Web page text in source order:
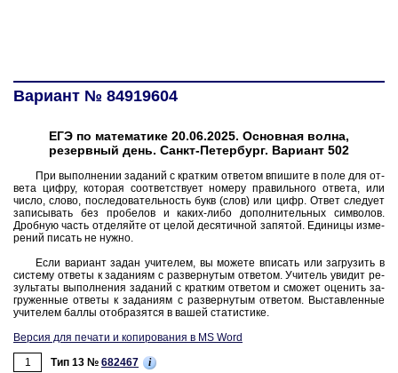
Вариант № 84919604
ЕГЭ по математике 20.06.2025. Основная волна,
резервный день. Санкт-Петербург. Вариант 502
При вы­пол­не­нии за­да­ний с крат­ким от­ве­том впи­ши­те в поле для от­
ве­та цифру, ко­то­рая со­от­вет­ству­ет но­ме­ру пра­виль­но­го от­ве­та, или
число, слово, по­сле­до­ва­тель­ность букв (слов) или цифр. Ответ сле­ду­ет
за­пи­сы­вать без про­бе­лов и каких-либо до­пол­ни­тель­ных сим­во­лов.
Дроб­ную часть от­де­ляй­те от целой де­ся­тич­ной за­пя­той. Еди­ни­цы из­ме­
ре­ний пи­сать не нужно.
Если ва­ри­ант задан учи­те­лем, вы мо­же­те впи­сать или за­гру­зить в
си­сте­му от­ве­ты к за­да­ни­ям с раз­вер­ну­тым от­ве­том. Учи­тель уви­дит ре­
зуль­та­ты вы­пол­не­ния за­да­ний с крат­ким от­ве­том и смо­жет оце­нить за­
гру­жен­ные от­ве­ты к за­да­ни­ям с раз­вер­ну­тым от­ве­том. Вы­став­лен­ные
учи­те­лем баллы отоб­ра­зят­ся в вашей ста­ти­сти­ке.
Версия для печати и копирования в MS Word
1
Тип 13 № 682467 i